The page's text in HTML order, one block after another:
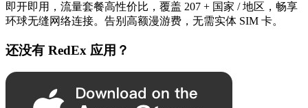
即开即用，流量套餐高性价比，覆盖 207 + 国家 / 地区，畅享
环球无缝网络连接。告别高额漫游费，无需实体 SIM 卡。
还没有 RedEx 应用？